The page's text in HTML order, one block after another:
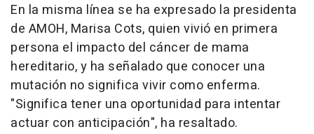
En la misma línea se ha expresado la presidenta
de AMOH, Marisa Cots, quien vivió en primera
persona el impacto del cáncer de mama
hereditario, y ha señalado que conocer una
mutación no significa vivir como enferma.
"Significa tener una oportunidad para intentar
actuar con anticipación", ha resaltado.